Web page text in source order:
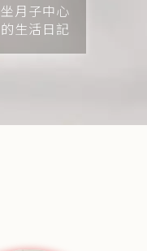
坐月子中心
的生活日記